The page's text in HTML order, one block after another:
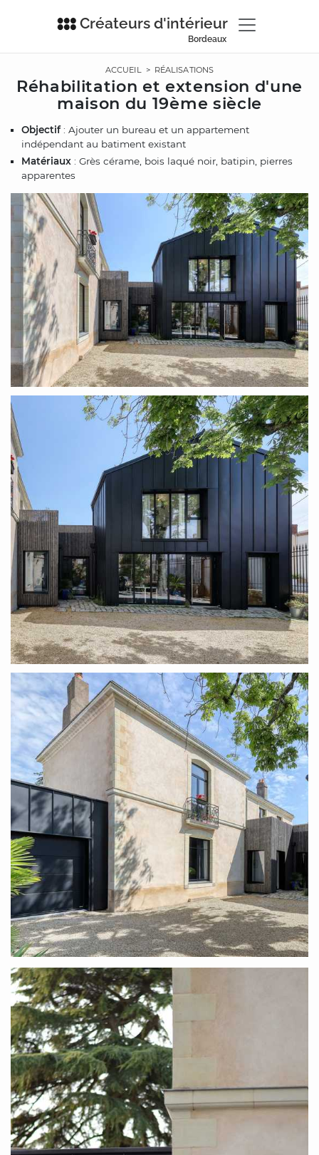
Créateurs d'intérieur
Bordeaux
ACCUEIL> RÉALISATIONS
Réhabilitation et extension d'une
maison du 19ème siècle
Objectif: Ajouter un bureau et un appartement
indépendant au batiment existant
Matériaux : Grès cérame, bois laqué noir, batipin, pierres
apparentes